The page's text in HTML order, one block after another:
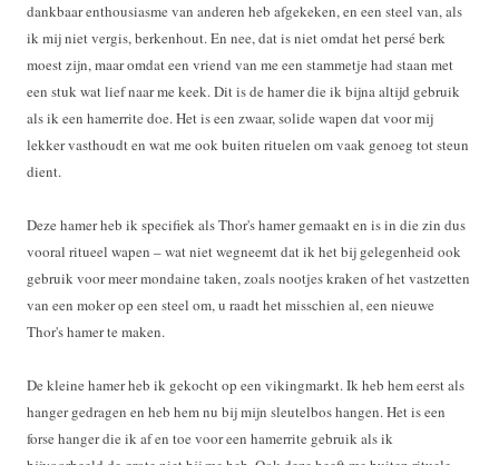
dankbaar enthousiasme van anderen heb afgekeken, en een steel van, als
ik mij niet vergis, berkenhout. En nee, dat is niet omdat het persé berk
moest zijn, maar omdat een vriend van me een stammetje had staan met
een stuk wat lief naar me keek. Dit is de hamer die ik bijna altijd gebruik
als ik een hamerrite doe. Het is een zwaar, solide wapen dat voor mij
lekker vasthoudt en wat me ook buiten rituelen om vaak genoeg tot steun
dient.
Deze hamer heb ik specifiek als Thor's hamer gemaakt en is in die zin dus
vooral ritueel wapen – wat niet wegneemt dat ik het bij gelegenheid ook
gebruik voor meer mondaine taken, zoals nootjes kraken of het vastzetten
van een moker op een steel om, u raadt het misschien al, een nieuwe
Thor's hamer te maken.
De kleine hamer heb ik gekocht op een vikingmarkt. Ik heb hem eerst als
hanger gedragen en heb hem nu bij mijn sleutelbos hangen. Het is een
forse hanger die ik af en toe voor een hamerrite gebruik als ik